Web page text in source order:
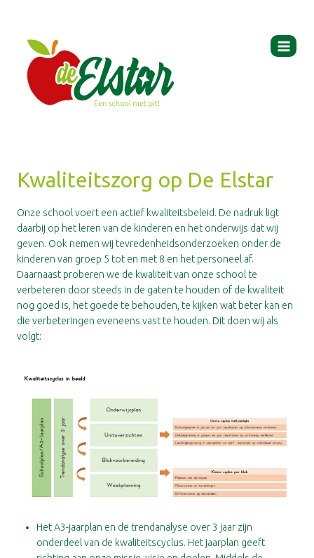
Kwaliteitszorg op De Elstar
Onze school voert een actief kwaliteitsbeleid. De nadruk ligt
daarbij op het leren van de kinderen en het onderwijs dat wij
geven. Ook nemen wij tevredenheidsonderzoeken onder de
kinderen van groep 5 tot en met 8 en het personeel af.
Daarnaast proberen we de kwaliteit van onze school te
verbeteren door steeds in de gaten te houden of de kwaliteit
nog goed is, het goede te behouden, te kijken wat beter kan en
die verbeteringen eveneens vast te houden. Dit doen wij als
volgt:
Het A3-jaarplan en de trendanalyse over 3 jaar zijn
onderdeel van de kwaliteitscyclus. Het jaarplan geeft